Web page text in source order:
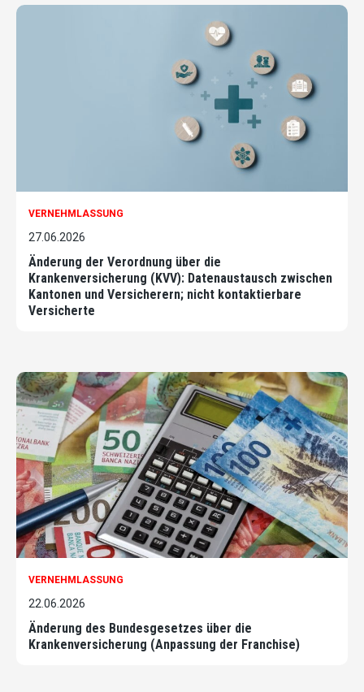
VERNEHMLASSUNG
27.06.2026
Änderung der Verordnung über die
Krankenversicherung (KVV): Datenaustausch zwischen
Kantonen und Versicherern; nicht kontaktierbare
Versicherte
VERNEHMLASSUNG
22.06.2026
Änderung des Bundesgesetzes über die
Krankenversicherung (Anpassung der Franchise)